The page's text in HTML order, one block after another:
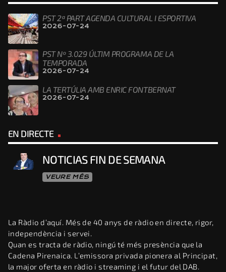
PST 2ª PART AGENDA CULTURAL I ESPORTIVA
2026-07-24
PST Nº 3.029 ÚLTIM PROGRAMA DE LA
TEMPORADA
2026-07-24
LA TERTÚLIA AMB ENRIC FONTBERNAT
2026-07-24
EN DIRECTE
NOTICIAS FIN DE SEMANA
VEURE MÉS
La Ràdio d’aquí. Més de 40 anys de ràdio en directe, rigor,
independència i servei.
Quan es tracta de ràdio, ningú té més presència que la
Cadena Pirenaica. L’emissora privada pionera al Principat,
la major oferta en ràdio i streaming i el futur del DAB.